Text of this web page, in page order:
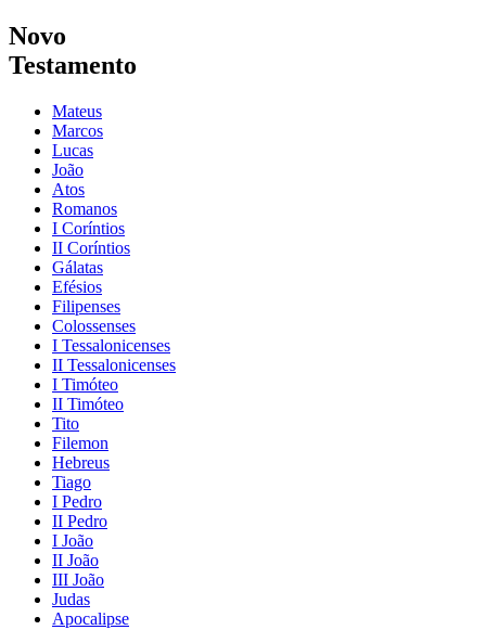
Novo
Testamento
Mateus
Marcos
Lucas
João
Atos
Romanos
I Coríntios
II Coríntios
Gálatas
Efésios
Filipenses
Colossenses
I Tessalonicenses
II Tessalonicenses
I Timóteo
II Timóteo
Tito
Filemon
Hebreus
Tiago
I Pedro
II Pedro
I João
II João
III João
Judas
Apocalipse